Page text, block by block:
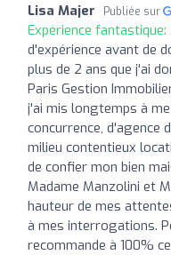
Lisa Majer Publiée sur
Expérience fantastique:
d'expérience avant de
plus de 2 ans que j'ai
Paris Gestion
j'ai mis longtemps à
concurrence, d'agence
milieu contentieux
de confier mon bien
Madame Manzolini et
hauteur de mes
à mes interrogations.
recommande à 100%